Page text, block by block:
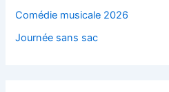
Comédie musicale 2026
Journée sans sac